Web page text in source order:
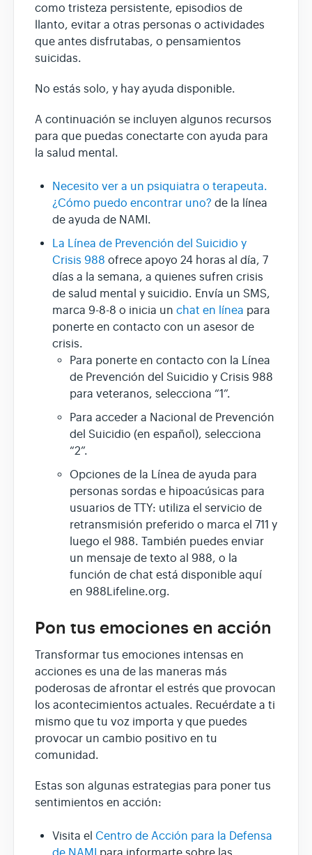
como tristeza persistente, episodios de
llanto, evitar a otras personas o actividades
que antes disfrutabas, o pensamientos
suicidas.
No estás solo, y hay ayuda disponible.
A continuación se incluyen algunos recursos
para que puedas conectarte con ayuda para
la salud mental.
Necesito ver a un psiquiatra o terapeuta.
¿Cómo puedo encontrar uno? de la línea
de ayuda de NAMI.
La Línea de Prevención del Suicidio y
Crisis 988 ofrece apoyo 24 horas al día, 7
días a la semana, a quienes sufren crisis
de salud mental y suicidio. Envía un SMS,
marca 9-8-8 o inicia un chat en línea para
ponerte en contacto con un asesor de
crisis.
Para ponerte en contacto con la Línea
de Prevención del Suicidio y Crisis 988
para veteranos, selecciona “1”.
Para acceder a Nacional de Prevención
del Suicidio (en español), selecciona
“2”.
Opciones de la Línea de ayuda para
personas sordas e hipoacúsicas para
usuarios de TTY: utiliza el servicio de
retransmisión preferido o marca el 711 y
luego el 988. También puedes enviar
un mensaje de texto al 988, o la
función de chat está disponible aquí
en 988Lifeline.org.
Pon tus emociones en acción
Transformar tus emociones intensas en
acciones es una de las maneras más
poderosas de afrontar el estrés que provocan
los acontecimientos actuales. Recuérdate a ti
mismo que tu voz importa y que puedes
provocar un cambio positivo en tu
comunidad.
Estas son algunas estrategias para poner tus
sentimientos en acción:
Visita el Centro de Acción para la Defensa